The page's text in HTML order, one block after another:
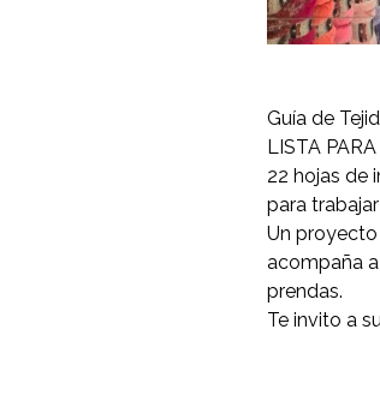
Guía de
LISTA
22 hojas de
para
Un
acompaña
prendas.
Te invito a